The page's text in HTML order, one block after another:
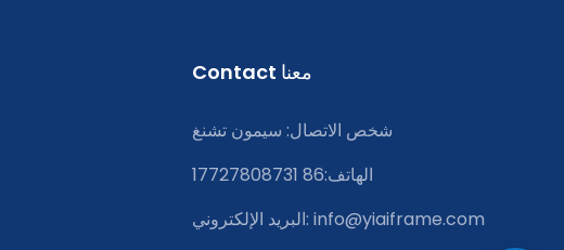
Contact معنا
شخص الاتصال: سيمون تشنغ
الهاتف:86 17727808731
البريد الإلكتروني: info@yiaiframe.com